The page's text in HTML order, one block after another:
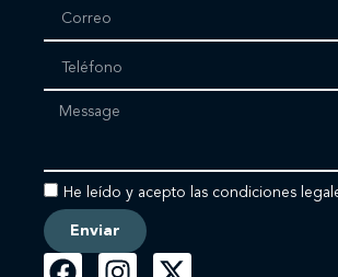
He leído y acepto las condiciones
Enviar